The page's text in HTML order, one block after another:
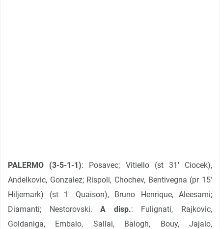
PALERMO (3-5-1-1): Posavec; Vitiello (st 31′ Ciocek),
Andelkovic, Gonzalez; Rispoli, Chochev, Bentivegna (pr 15′
Hiljemark) (st 1′ Quaison), Bruno Henrique, Aleesami;
Diamanti; Nestorovski.A disp.: Fulignati, Rajkovic,
Goldaniga, Embalo, Sallai, Balogh, Bouy, Jajalo,